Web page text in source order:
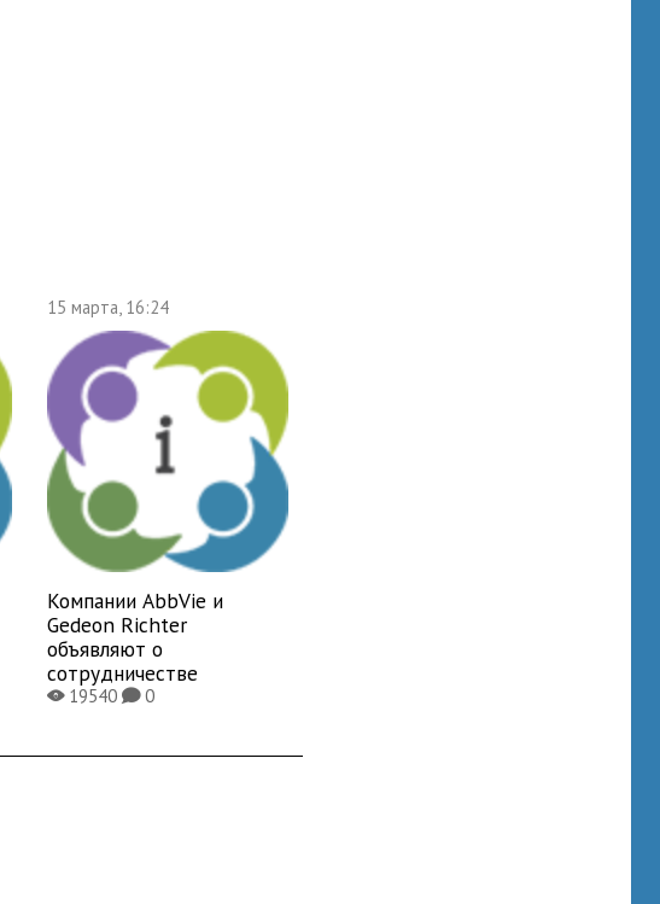
15 марта, 16:24
Компании AbbVie и
Gedeon Richter
объявляют о
сотрудничестве
X19540K0